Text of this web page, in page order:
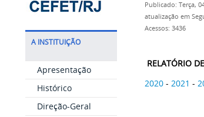
A INSTITUIÇÃO
Apresentação
Histórico
Direção-Geral
Publicado: Terça,
atualização em
Acessos: 3436
RELATÓRIO
2020 - 2021 -